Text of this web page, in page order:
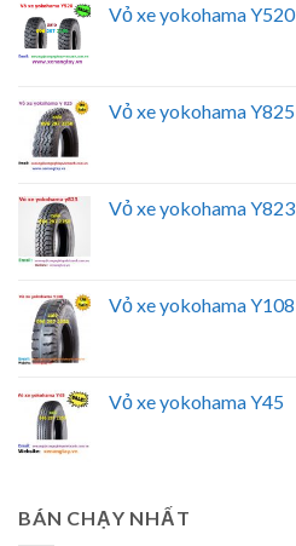
Vỏ xe yokohama Y520
Vỏ xe yokohama Y825
Vỏ xe yokohama Y823
Vỏ xe yokohama Y108
Vỏ xe yokohama Y45
BÁN CHẠY NHẤT